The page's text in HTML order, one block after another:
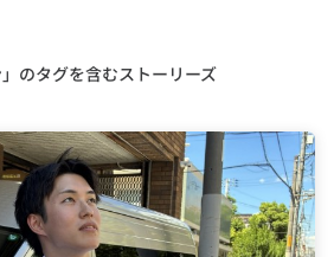
」のタグを含むストーリーズ